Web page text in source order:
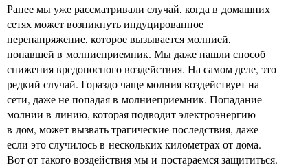
Ранее мы уже рассматривали случай, когда в домашних
сетях может возникнуть индуцированное
перенапряжение, которое вызывается молнией,
попавшей в молниеприемник. Мы даже нашли способ
снижения вредоносного воздействия. На самом деле, это
редкий случай. Гораздо чаще молния воздействует на
сети, даже не попадая в молниеприемник. Попадание
молнии в линию, которая подводит электроэнергию
в дом, может вызвать трагические последствия, даже
если это случилось в нескольких километрах от дома.
Вот от такого воздействия мы и постараемся защититься.